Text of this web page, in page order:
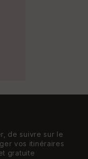
de suivre sur le
vos itinéraires
gratuite